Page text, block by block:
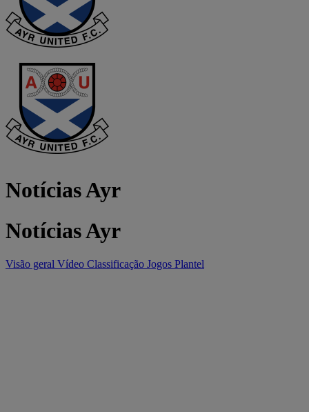
Notícias Ayr
Notícias Ayr
Visão geral Vídeo Classificação Jogos Plantel